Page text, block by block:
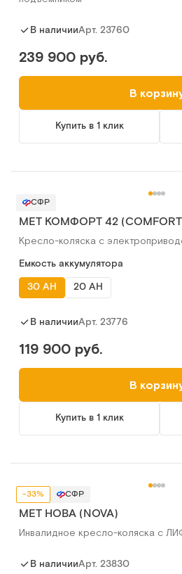
В наличииАрт. 23760
239 900 руб.
В
Купить в 1 клик
СФР
MET КОМФОРТ 42
Кресло-коляска с
Емкость аккумулятора
30 AH
20 AH
В наличииАрт. 23776
119 900 руб.
В
Купить в 1 клик
-33% СФР
MET НОВА (NOVA)
Инвалидное кресло-коляска с
В наличииАрт. 23830